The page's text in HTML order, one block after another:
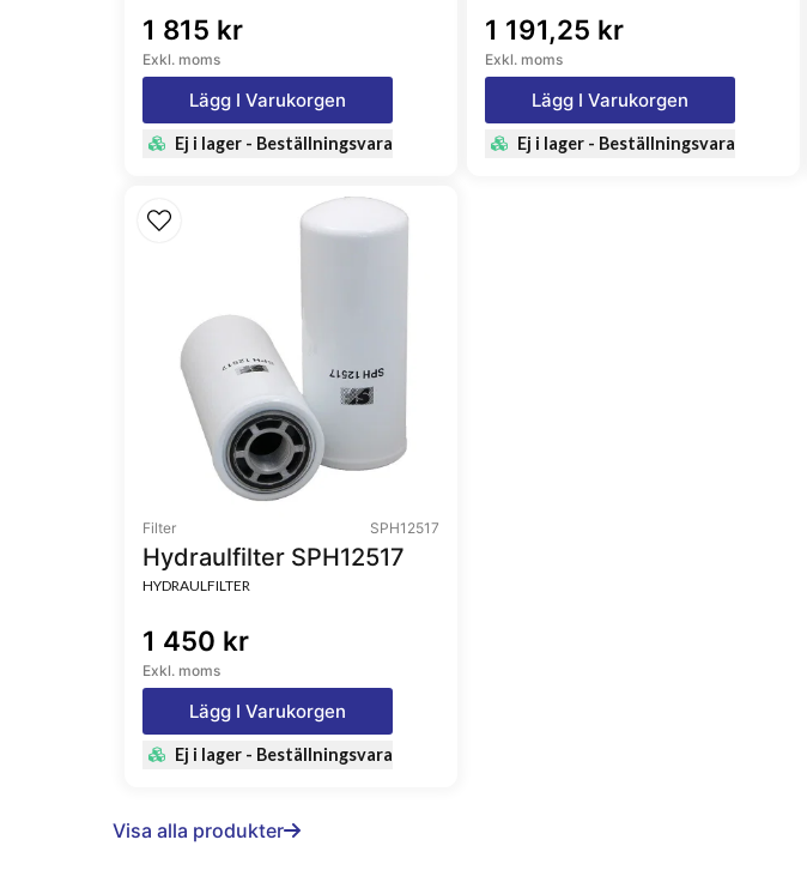
1 815 kr
Exkl. moms
Lägg I Varukorgen
Ej i lager - Beställningsvara
1 191,25 kr
Exkl. moms
Lägg I Varukorgen
Ej i lager - Beställningsvara
Filter SPH12517
Hydraulfilter SPH12517
HYDRAULFILTER
1 450 kr
Exkl. moms
Lägg I Varukorgen
Ej i lager - Beställningsvara
Visa alla produkter